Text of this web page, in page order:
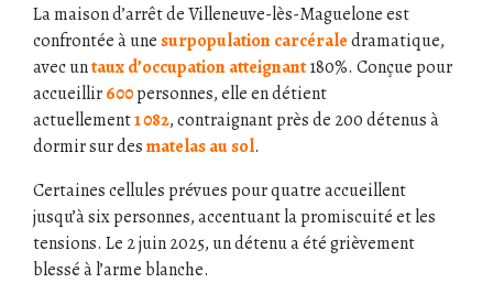
La maison d’arrêt de Villeneuve-lès-Maguelone est
confrontée à une surpopulation carcéraledramatique,
avec untaux d’occupation atteignant180%. Conçue pour
accueillir600personnes, elle en détient
actuellement1 082, contraignant près de 200 détenus à
dormir sur desmatelas au sol.
Certaines cellules prévues pour quatre accueillent
jusqu’à six personnes, accentuant la promiscuité et les
tensions. Le 2 juin 2025, un détenu a été grièvement
blessé à l’arme blanche.